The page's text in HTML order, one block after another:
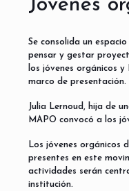
Jóvenes
Se consolida un
pensar y gestar
los jóvenes orgánicos y
marco de presentación.
Julia Lernoud, hija de
MAPO convocó a los
Los jóvenes orgánicos
presentes en este
actividades serán
institución.